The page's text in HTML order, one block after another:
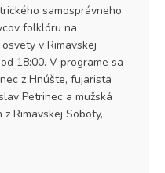
samosprávneho
folklóru na
osvety v Rimavskej
18:00. V programe sa
z Hnúšte, fujarista
Petrinec a mužská
Rimavskej Soboty,